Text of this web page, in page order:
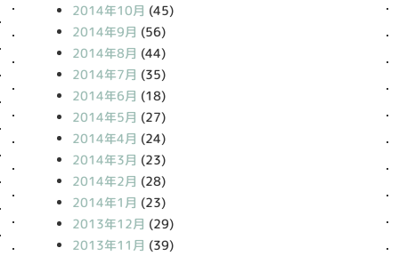
2014年10月 (45)
2014年9月 (56)
2014年8月 (44)
2014年7月 (35)
2014年6月 (18)
2014年5月 (27)
2014年4月 (24)
2014年3月 (23)
2014年2月 (28)
2014年1月 (23)
2013年12月 (29)
2013年11月 (39)